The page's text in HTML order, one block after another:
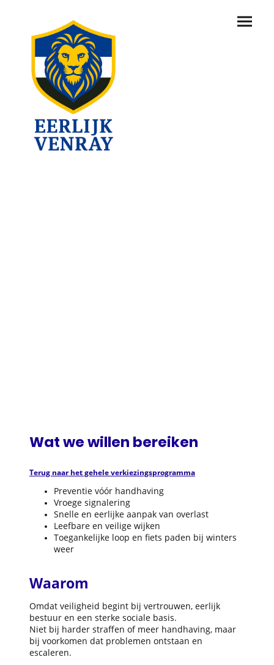
Wat we willen bereiken
Terug naar het gehele verkiezingsprogramma
Preventie vóór handhaving
Vroege signalering
Snelle en eerlijke aanpak van overlast
Leefbare en veilige wijken
Toegankelijke loop en fiets paden bij winters
weer
Waarom
Omdat veiligheid begint bij vertrouwen, eerlijk
bestuur en een sterke sociale basis.
Niet bij harder straffen of meer handhaving, maar
bij voorkomen dat problemen ontstaan en
escaleren.